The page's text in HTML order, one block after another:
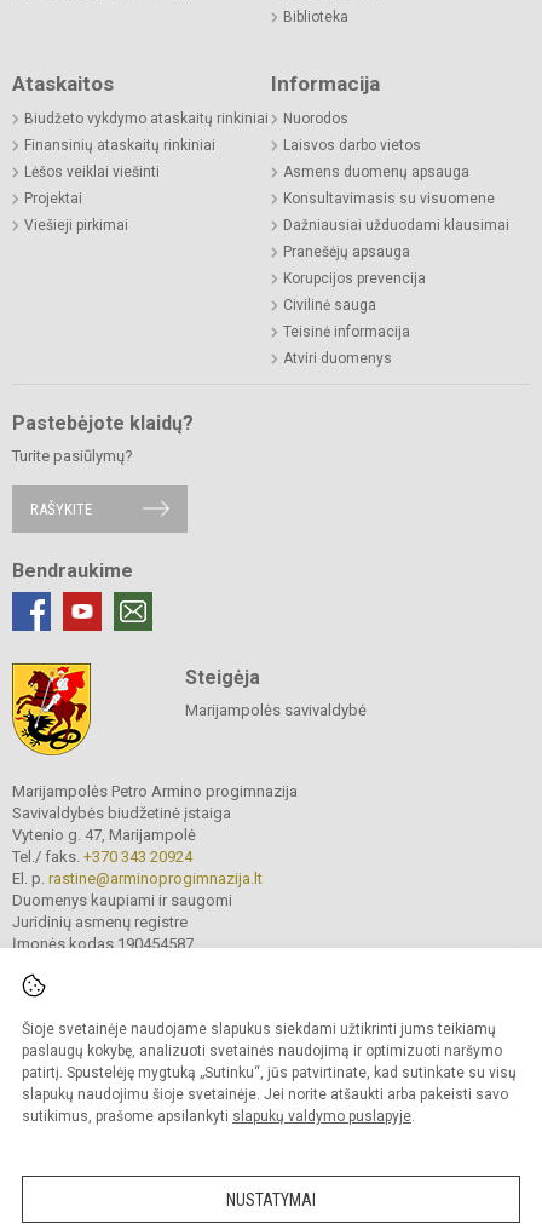
Šioje svetainėje naudojame slapukus siekdami užtikrinti jums teikiamų
paslaugų kokybę, analizuoti svetainės naudojimą ir optimizuoti naršymo
patirtį. Spustelėję mygtuką „Sutinku“, jūs patvirtinate, kad sutinkate su visų
slapukų naudojimu šioje svetainėje. Jei norite atšaukti arba pakeisti savo
sutikimus, prašome apsilankyti slapukų valdymo puslapyje.
NUSTATYMAI
Biblioteka
Ataskaitos
Biudžeto vykdymo ataskaitų rinkiniai
Finansinių ataskaitų rinkiniai
Lėšos veiklai viešinti
Projektai
Viešieji pirkimai
Informacija
Nuorodos
Laisvos darbo vietos
Asmens duomenų apsauga
Konsultavimasis su visuomene
Dažniausiai užduodami klausimai
Pranešėjų apsauga
Korupcijos prevencija
Civilinė sauga
Teisinė informacija
Atviri duomenys
Pastebėjote klaidų?
Turite pasiūlymų?
RAŠYKITE
Bendraukime
Steigėja
Marijampolės savivaldybė
Marijampolės Petro Armino progimnazija
Savivaldybės biudžetinė įstaiga
Vytenio g. 47, Marijampolė
Tel./ faks. +370 343 20924
El. p. rastine@arminoprogimnazija.lt
Duomenys kaupiami ir saugomi
Juridinių asmenų registre
Įmonės kodas 190454587
© 2026. Marijampolės Petro Armino progimnazija. Visos teisės saugomos.
Kopijuoti turinį be raštiško įstaigos administracijos sutikimo griežtai draudžiama.
Prieinamumo paraiška Slapukų valdymas
Sumanus būdas atnaujinti